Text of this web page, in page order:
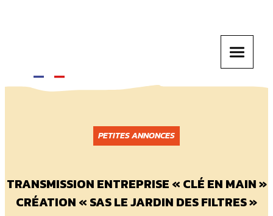
PETITES ANNONCES
TRANSMISSION ENTREPRISE « CLÉ EN MAIN »
CRÉATION « SAS LE JARDIN DES FILTRES »